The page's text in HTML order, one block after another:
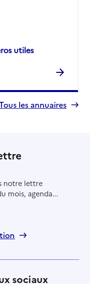
utiles
les annuaires
notre lettre
mois, agenda...
sociaux